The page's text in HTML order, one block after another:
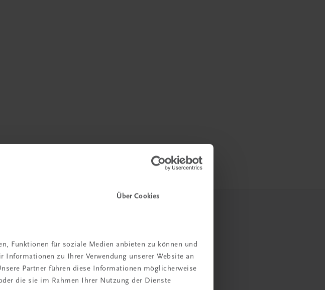
Über Cookies
Funktionen für soziale Medien anbieten zu können und
Informationen zu Ihrer Verwendung unserer Website an
Partner führen diese Informationen möglicherweise
die sie im Rahmen Ihrer Nutzung der Dienste